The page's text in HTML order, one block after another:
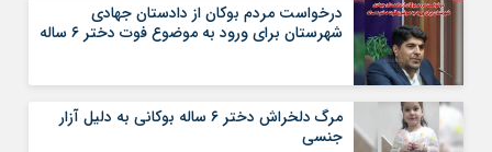
درخواست مردم بوکان از دادستان جهادی
شهرستان برای ورود به موضوع فوت دختر ۶ ساله
مرگ دلخراش دختر ۶ ساله بوکانی به دلیل آزار
جنسی